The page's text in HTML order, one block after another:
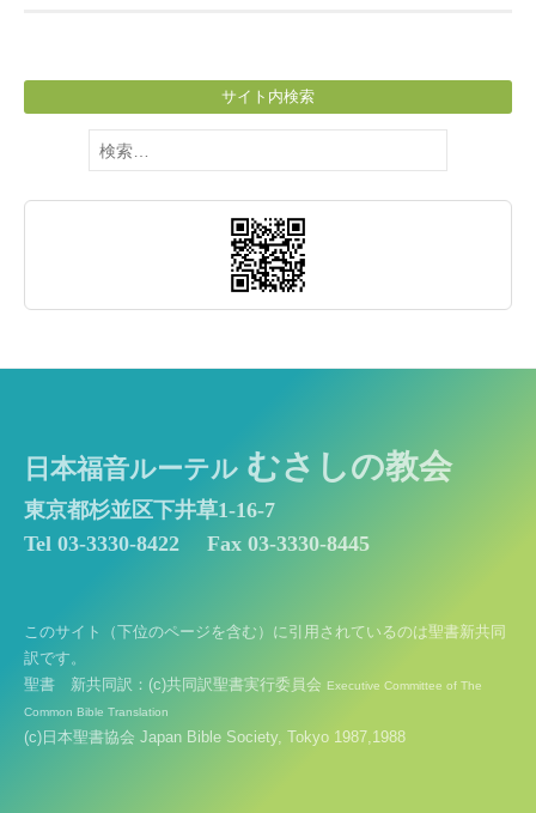
サイト内検索
検
索:
日本福音ルーテル むさしの教会
東京都杉並区下井草1-16-7
Tel 03-3330-8422
Fax 03-3330-8445
このサイト（下位のページを含む）に引用されているのは聖書新共同
訳です。
聖書 新共同訳：(c)共同訳聖書実行委員会 Executive Committee of The
Common Bible Translation
(c)日本聖書協会 Japan Bible Society, Tokyo 1987,1988